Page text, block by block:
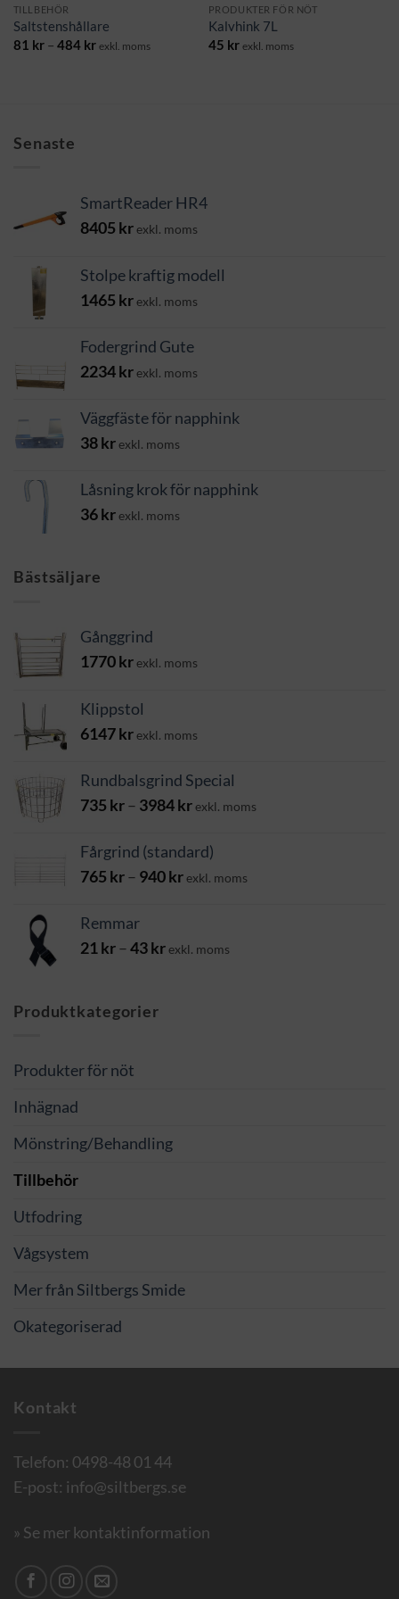
TILLBEHÖR
Saltstenshållare
81 kr – 484 krPrisintervall:
exkl. moms
PRODUKTER FÖR NÖT
Kalvhink 7L
45 kr exkl. moms
Senaste
SmartReader HR4
8405 krexkl. moms
Stolpe kraftig modell
1465 krexkl. moms
Fodergrind Gute
2234krexkl. moms
Väggfäste för napphink
38krexkl. moms
Låsning krok för napphink
36krexkl. moms
Bästsäljare
Gånggrind
1770krexkl. moms
Klippstol
6147krexkl. moms
Rundbalsgrind Special
735 kr– 3984krPrisintervall:
till
3984 kr
exkl. moms
Fårgrind (standard)
765 kr– 940krPrisintervall:
exkl. moms
Remmar
21kr–43krPrisintervall:
exkl. moms
Produktkategorier
Produkter för nöt
Inhägnad
Mönstring/Behandling
Tillbehör
Utfodring
Vågsystem
Mer från Siltbergs Smide
Okategoriserad
Kontakt
Telefon: 0498-48 01 44
E-post: info@siltbergs.se
» Se mer kontaktinformation